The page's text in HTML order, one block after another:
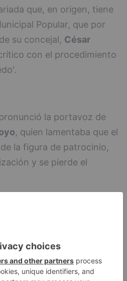
que, en origen, tiene
Popular, que por
su concejal, César
con el procedimiento
la portavoz de
, quien lamentaba que el
la figura de patrocinio,
y se pierde el